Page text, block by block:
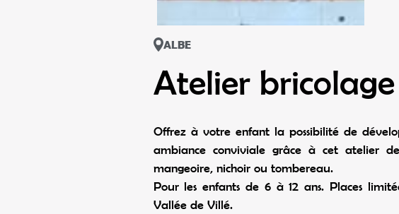
ALBE
Atelier
Offrez à votre enfant la possibilité de
ambiance conviviale grâce à cet atelier
mangeoire, nichoir ou tombereau.
Pour les enfants de 6 à 12 ans. Places
Vallée de Villé.